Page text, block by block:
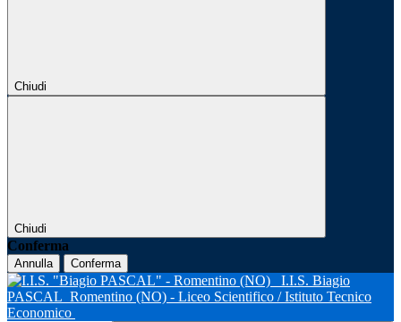
Chiudi
Chiudi
Conferma
Annulla Conferma
I.I.S. Biagio
PASCAL Romentino (NO) - Liceo Scientifico / Istituto Tecnico
Economico